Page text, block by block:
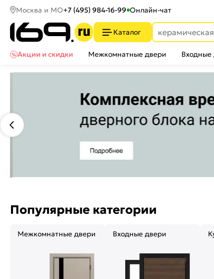
Москва и МО+7 (495) 984-16-99 Онлайн-чат
Каталог
Акции и скидки
Межкомнатные двери Входные
Популярные категории
Межкомнатные двери Входные двери